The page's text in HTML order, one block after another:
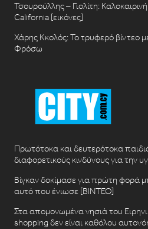
Τσουρούλλης – Γιολίτη:
California [εικόνες]
Χάρης Κκολός: Το τρυφερό βίντεο
Φρόσω
Πρωτότοκα και δευτερότοκα
διαφορετικούς κινδύνους για την
Βίγκαν δοκίμασε για πρώτη φορά
αυτό που ένιωσε [ΒΙΝΤΕΟ]
Στα απομονωμένα νησιά του
shopping δεν είναι καθόλου